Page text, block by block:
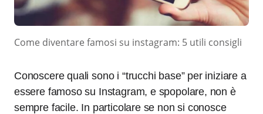
Come diventare famosi su instagram: 5 utili consigli
Conoscere quali sono i “trucchi base” per iniziare a
essere famoso su Instagram, e spopolare, non è
sempre facile. In particolare se non si conosce